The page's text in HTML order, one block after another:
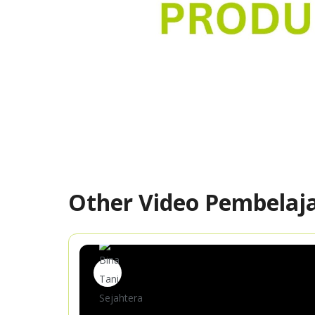
Other Video